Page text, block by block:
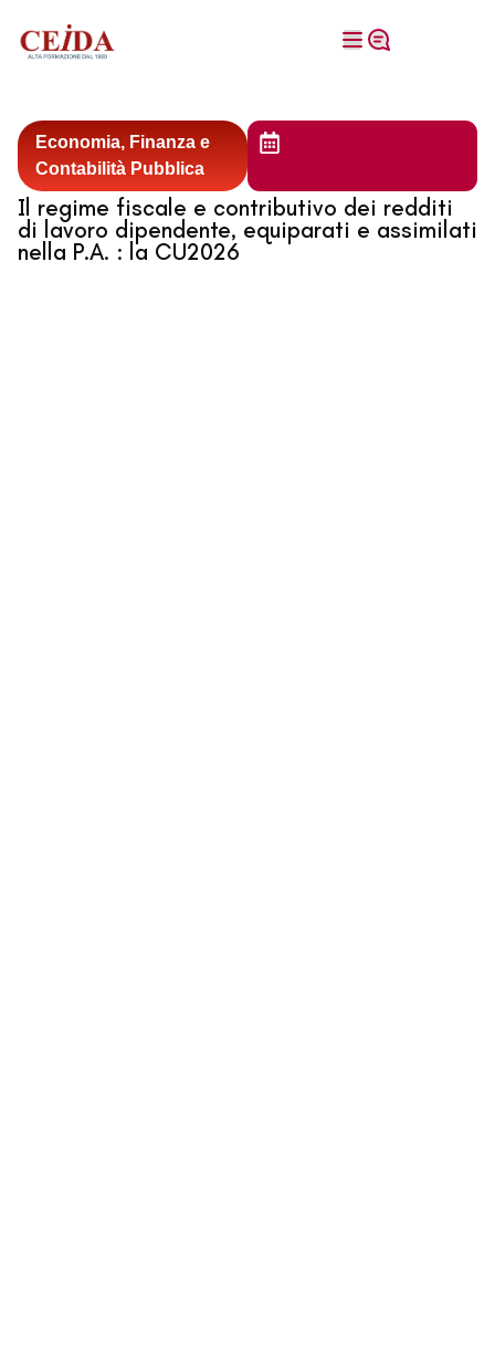
Economia, Finanza e
Contabilità Pubblica
Il regime fiscale e contributivo dei redditi
di lavoro dipendente, equiparati e assimilati
nella P.A. : la CU2026